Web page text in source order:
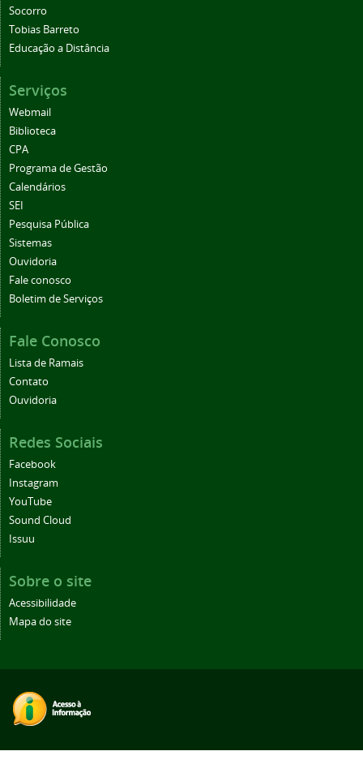
Socorro
Tobias Barreto
Educação a Distância
Serviços
Webmail
Biblioteca
CPA
Programa de Gestão
Calendários
SEI
Pesquisa Pública
Sistemas
Ouvidoria
Fale conosco
Boletim de Serviços
Fale Conosco
Lista de Ramais
Contato
Ouvidoria
Redes Sociais
Facebook
Instagram
YouTube
Sound Cloud
Issuu
Sobre o site
Acessibilidade
Mapa do site